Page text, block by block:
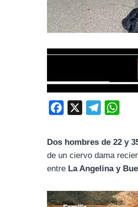
b
o
g
a
s
p
Dos hombres de 22 y
de un ciervo dama
entre La Angelina y